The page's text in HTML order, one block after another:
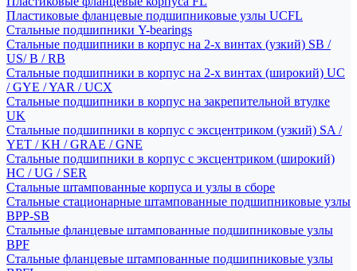
Пластиковые фланцевые подшипниковые узлы UCFL
Стальные подшипники Y-bearings
Стальные подшипники в корпус на 2-х винтах (узкий) SB /
US/ B / RB
Стальные подшипники в корпус на 2-х винтах (широкий) UC
/ GYE / YAR / UCX
Стальные подшипники в корпус на закрепительной втулке
UK
Стальные подшипники в корпус с эксцентриком (узкий) SA /
YET / KH / GRAE / GNE
Стальные подшипники в корпус с эксцентриком (широкий)
HC / UG / SER
Стальные штампованные корпуса и узлы в сборе
Стальные стационарные штампованные подшипниковые узлы
BPP-SB
Стальные фланцевые штампованные подшипниковые узлы
BPF
Стальные фланцевые штампованные подшипниковые узлы